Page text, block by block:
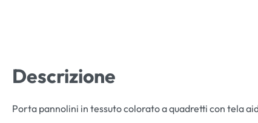
Descrizione
Porta pannolini in tessuto colorato a quadretti con tela